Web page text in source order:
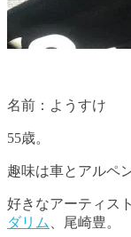
名前：ようすけ
55歳。
趣味は車とアルペ
好きなアーティス
ダリム
、尾崎豊。